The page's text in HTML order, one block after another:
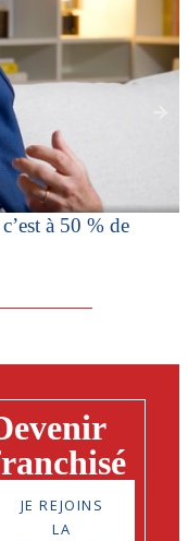
à 50 % de
JE REJOINS
LA